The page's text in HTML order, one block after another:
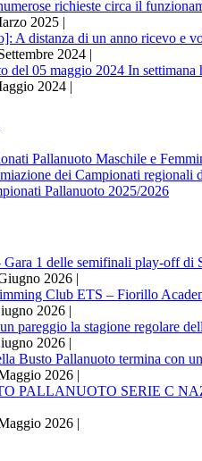
2025 |
2024 |
2024 |
Pallanuoto Maschile e
dei Campionati regionali
Pallanuoto 2025/2026
2026 |
2026 |
2026 |
2026 |
2026 |